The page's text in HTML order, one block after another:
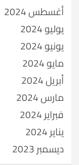
أغسطس 2024
يوليو 2024
يونيو 2024
مايو 2024
أبريل 2024
مارس 2024
فبراير 2024
يناير 2024
ديسمبر 2023